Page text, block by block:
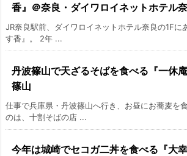
香』＠奈良・ダイワロイネットホテル
JR奈良駅前、ダイワロイネットホテル奈良の1Fに
す香』。 2年 ...
丹波篠山で天ざるそばを食べる『一休
篠山
仕事で兵庫県・丹波篠山へ行き、お昼にお蕎麦を
のは、十割そばの店 ...
今年は城崎でセコガ二丼を食べる『大